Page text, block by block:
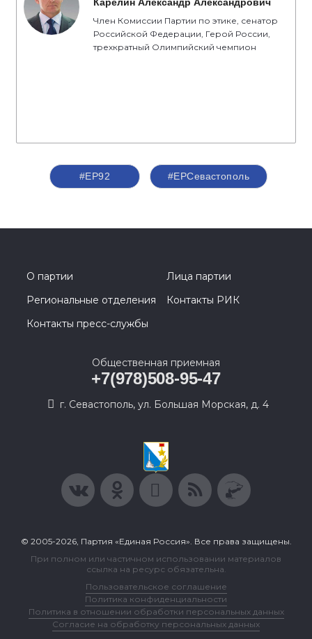
Член Комиссии Партии по этике, сенатор
Российской Федерации, Герой России,
трехкратный Олимпийский чемпион
#ЕР92 #ЕРСевастополь
О партии
Лица партии
Региональные отделения
Контакты РИК
Контакты пресс-службы
Общественная приемная
+7(978)508-95-47
г. Севастополь, ул. Большая Морская, д. 4
© 2005-2026, Партия «Единая Россия». Все права защищены.
При полном или частичном использовании материалов
ссылка на ресурс обязательна.
Пользовательское соглашение
Политика конфиденциальности
Политика в отношении обработки персональных данных
Согласие на обработку персональных данных